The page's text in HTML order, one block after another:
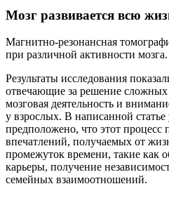
Мозг развивается всю
Магнитно-резонансная
при различной активности мозга.
Результаты исследования
отвечающие за решение сложных
мозговая деятельность и
у взрослых. В написанной
предположено, что этот процесс
впечатлений, получаемых от
промежуток времени, такие как
карьеры, получение
семейных взаимоотношений.